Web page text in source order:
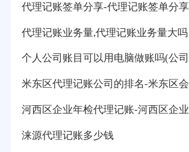
代理记账签单分享-代理记账签单分
代理记账业务量,代理记账业务量大吗
个人公司账目可以用电脑做账吗(公
米东区代理记账公司的排名-米东区会
河西区企业年检代理记账-河西区企
涞源代理记账多少钱